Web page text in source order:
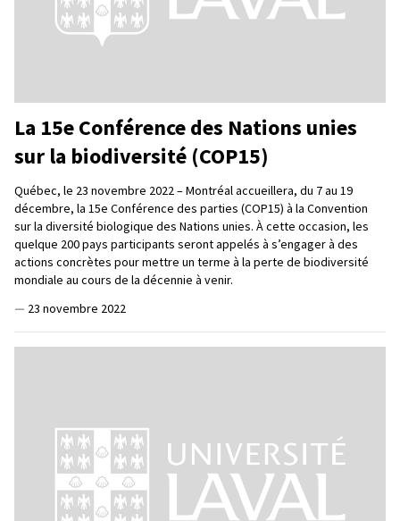
La 15e Conférence des Nations unies
sur la biodiversité (COP15)
Québec, le 23 novembre 2022 – Montréal accueillera, du 7 au 19
décembre, la 15e Conférence des parties (COP15) à la Convention
sur la diversité biologique des Nations unies. À cette occasion, les
quelque 200 pays participants seront appelés à s’engager à des
actions concrètes pour mettre un terme à la perte de biodiversité
mondiale au cours de la décennie à venir.
— 23 novembre 2022